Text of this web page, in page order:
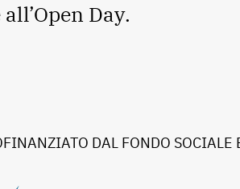
Day.
DAL FONDO